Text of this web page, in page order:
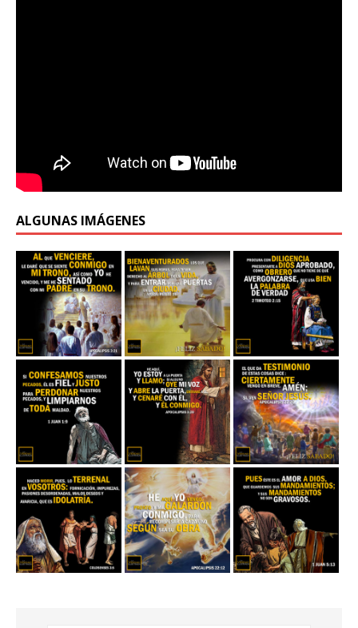
ALGUNAS IMÁGENES